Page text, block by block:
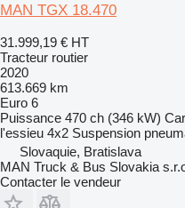
MAN TGX 18.470
31.999,19 € HT
Tracteur routier
2020
613.669 km
Euro 6
Puissance 470 ch (346 kW)
l'essieu 4x2 Suspension
Slovaquie, Bratislava
MAN Truck & Bus Slovakia
Contacter le vendeur